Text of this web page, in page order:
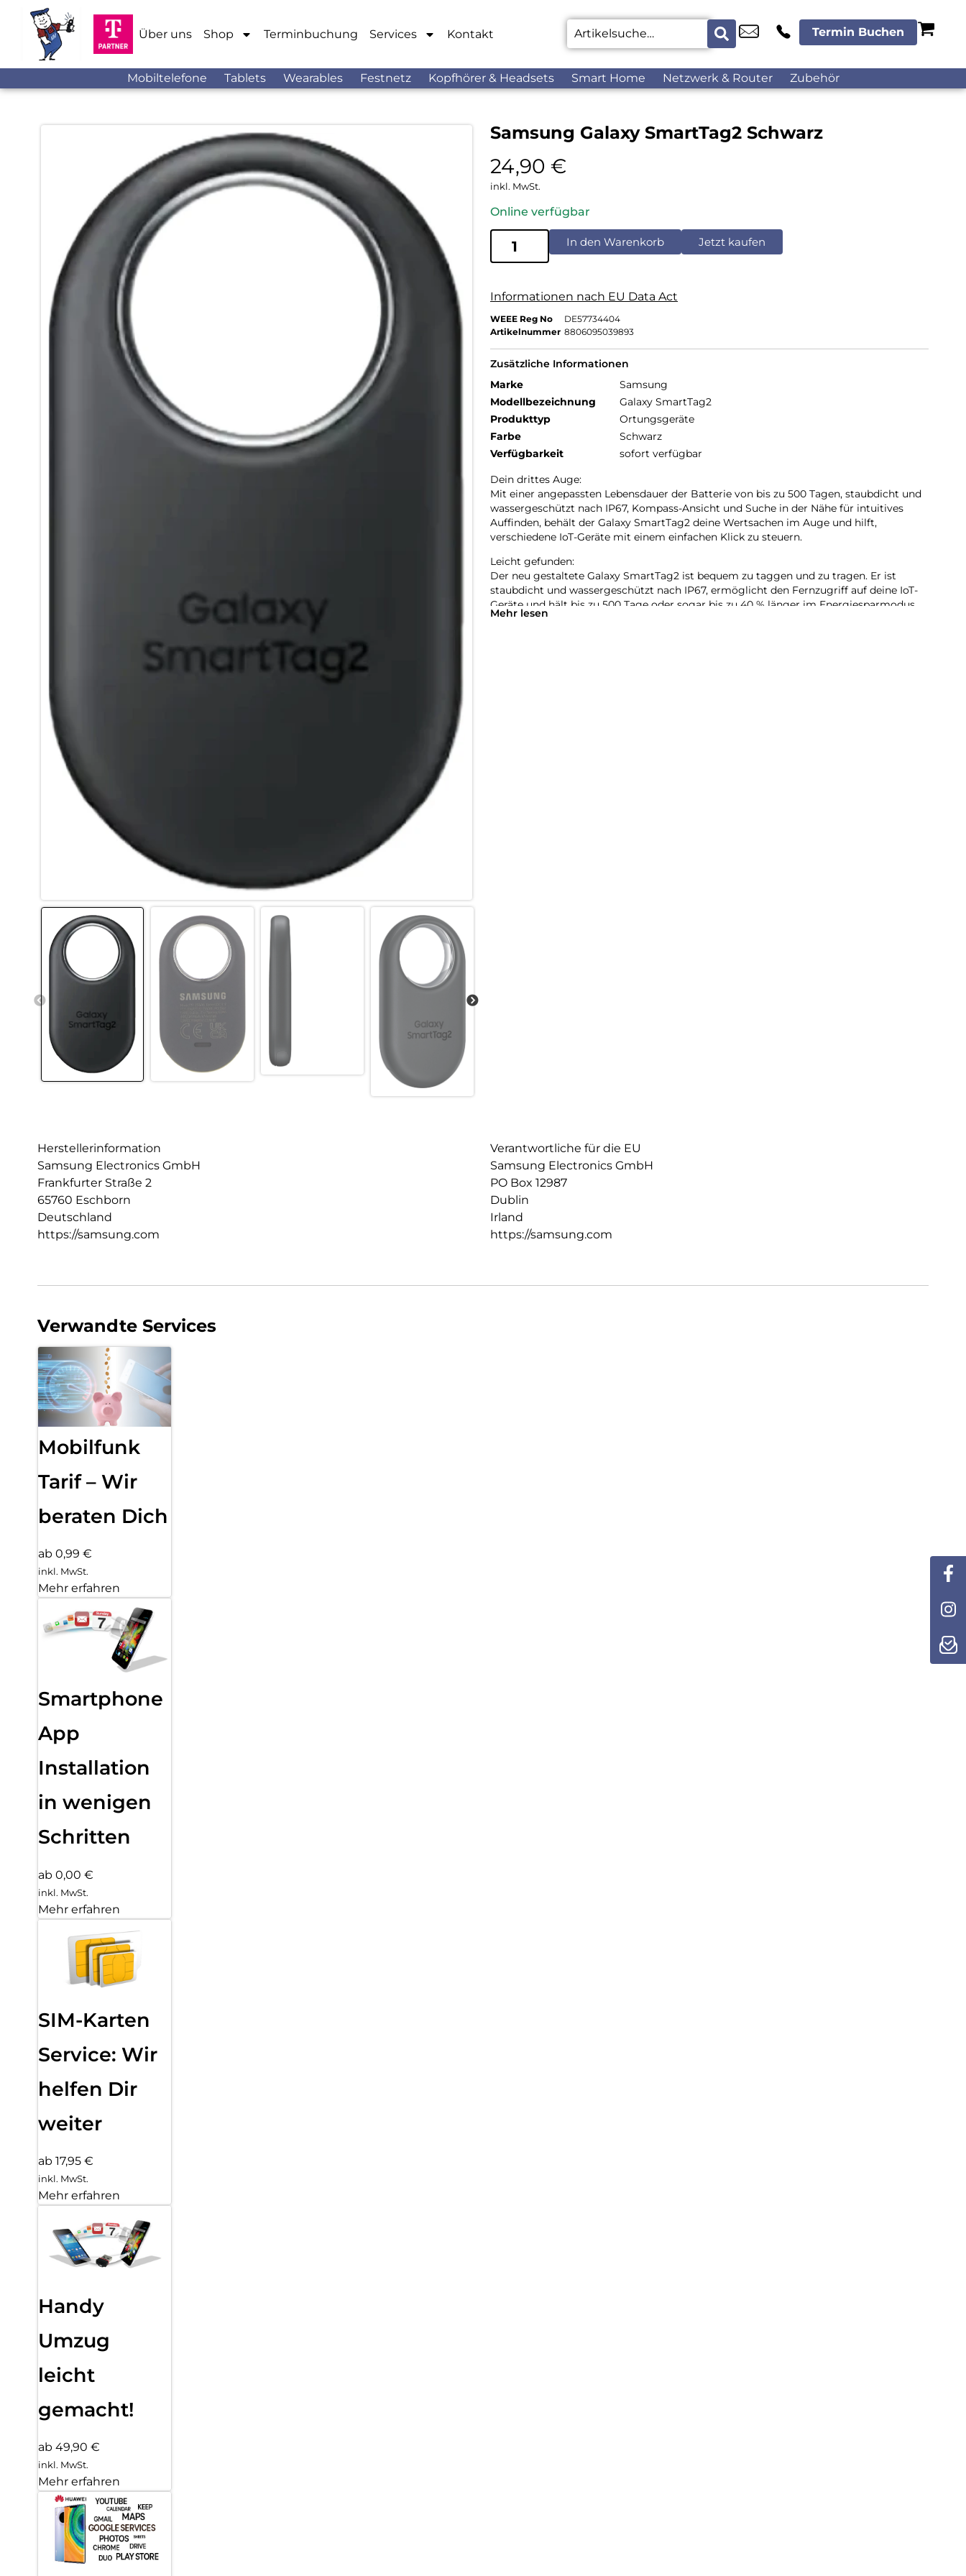
Über uns Shop Terminbuchung Services Kontakt Termin Buchen
Mobiltelefone Tablets Wearables Festnetz Kopfhörer & Headsets Smart Home Netzwerk & Router Zubehör
Samsung Galaxy SmartTag2 Schwarz
24,90 €
inkl. MwSt.
Online verfügbar
In den Warenkorb Jetzt kaufen
Informationen nach EU Data Act
WEEE Reg No
DE57734404
Artikelnummer 8806095039893
Zusätzliche Informationen
Marke
Samsung
Modellbezeichnung
Galaxy SmartTag2
Produkttyp
Ortungsgeräte
Farbe
Schwarz
Verfügbarkeit
sofort verfügbar
Dein drittes Auge:
Mit einer angepassten Lebensdauer der Batterie von bis zu 500 Tagen, staubdicht und
wassergeschützt nach IP67, Kompass-Ansicht und Suche in der Nähe für intuitives
Auffinden, behält der Galaxy SmartTag2 deine Wertsachen im Auge und hilft,
verschiedene IoT-Geräte mit einem einfachen Klick zu steuern.
Leicht gefunden:
Der neu gestaltete Galaxy SmartTag2 ist bequem zu taggen und zu tragen. Er ist
staubdicht und wassergeschützt nach IP67, ermöglicht den Fernzugriff auf deine IoT-
Geräte und hält bis zu 500 Tage oder sogar bis zu 40 % länger im Energiesparmodus.
Mehr lesen
Herstellerinformation
Samsung Electronics GmbH
Frankfurter Straße 2
65760 Eschborn
Deutschland
https://samsung.com
Verantwortliche für die EU
Samsung Electronics GmbH
PO Box 12987
Dublin
Irland
https://samsung.com
Verwandte Services
Mobilfunk
Tarif – Wir
beraten Dich
ab 0,99 €
inkl. MwSt.
Mehr erfahren
Smartphone
App
Installation
in wenigen
Schritten
ab 0,00 €
inkl. MwSt.
Mehr erfahren
SIM-Karten
Service: Wir
helfen Dir
weiter
ab 17,95 €
inkl. MwSt.
Mehr erfahren
Handy
Umzug
leicht
gemacht!
ab 49,90 €
inkl. MwSt.
Mehr erfahren